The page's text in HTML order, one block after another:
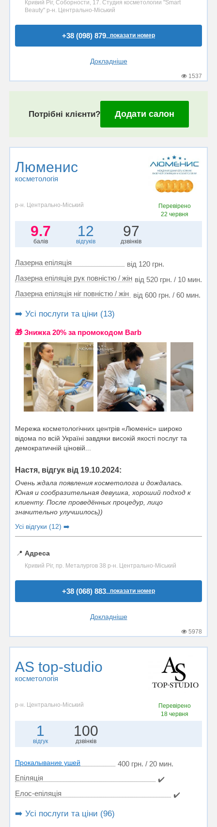
Кривий Ріг, Соборности, 17. Студия косметологии "Smart
Beauty" р-н. Центрально-Міський
+38 (098) 879..показати номер
Докладніше
1537
Потрібні клієнти? Додати салон
Люменис
косметологія
р-н. Центрально-Міський
Перевірено
22 червня
9.7
балів
12
відгуків
97
дзвінків
Лазерна епіляція
від 120 грн.
Лазерна епіляція рук повністю / жін від 520 грн. / 10 мин.
Лазерна епіляція ніг повністю / жін від 600 грн. / 60 мин.
➡️ Усі послуги та ціни (13)
🎁 Знижка 20% за промокодом Barb
Мережа косметологічних центрів «Люменіс» широко
відома по всій Україні завдяки високій якості послуг та
демократичній ціновій...
Настя, відгук від 19.10.2024:
Очень ждала появления косметолога и дождалась.
Юная и сообразительная девушка, хороший подход к
клиенту. После проведённых процедур, лицо
значительно улучшилось))
Усі відгуки (12) ➡️
📍 Адреса
Кривий Ріг, пр. Металургов 38 р-н. Центрально-Міський
+38 (068) 883..показати номер
Докладніше
5978
AS top-studio
косметологія
р-н. Центрально-Міський
Перевірено
18 червня
1
відгук
100
дзвінків
Прокалывание ушей
400 грн. / 20 мин.
Епіляція
✔️
Елос-епіляція
✔️
➡️ Усі послуги та ціни (96)